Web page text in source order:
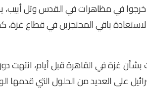
خرجوا في مظاهرات في القدس وتل أبيب،
باقي المحتجزين في قطاع غزة،
بشأن غزة في القاهرة قبل أيام، انتهت
على العديد من الحلول التي قدمها